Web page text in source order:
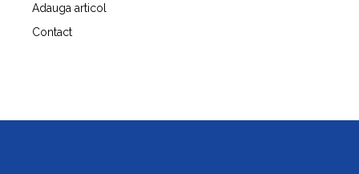
Adauga articol
Contact